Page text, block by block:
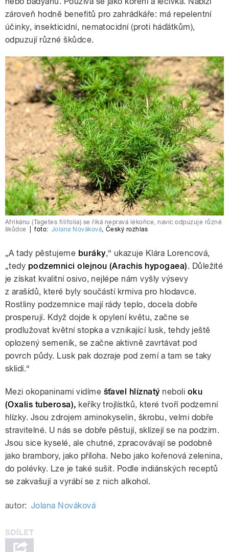
zároveň hodně benefitů pro zahrádkáře: má repelentní
účinky, insekticidní, nematocidní (proti háďátkům),
odpuzují různé škůdce.
Afrikánu (Tagetes filifolia) se říká nepravá lékořice, navíc odpuzuje různé
škůdce
foto: Jolana Nováková, Český rozhlas
„A tady pěstujeme buráky,“ ukazuje Klára Lorencová,
„tedy podzemnici olejnou (Arachis hypogaea). Důležité
je získat kvalitní osivo, nejlépe nám vyšly výsevy
z arašídů, které byly součástí krmiva pro hlodavce.
Rostliny podzemnice mají rády teplo, docela dobře
prosperují. Když dojde k opylení květu, začne se
prodlužovat květní stopka a vznikající lusk, tehdy ještě
oplozený semeník, se začne aktivně zavrtávat pod
povrch půdy. Lusk pak dozraje pod zemí a tam se taky
sklidí.“
Mezi okopaninami vidíme šťavel hlíznatý neboli oku
(Oxalis tuberosa), keříky trojlístků, které tvoří podzemní
hlízky. Jsou zdrojem aminokyselin, škrobu, velmi dobře
stravitelné. U nás se dobře pěstují, sklízejí se na podzim.
Jsou sice kyselé, ale chutné, zpracovávají se podobně
jako brambory, jako příloha. Nebo jako kořenová zelenina,
do polévky. Lze je také sušit. Podle indiánských receptů
se zakvašují a vyrábí se z nich alkohol.
autor: Jolana Nováková